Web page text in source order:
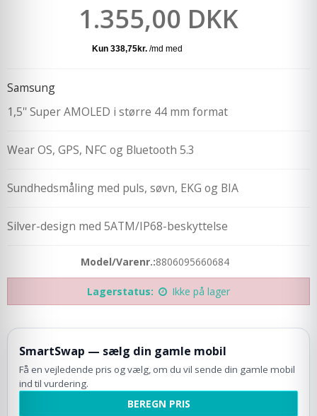
1.355,00 DKK
Samsung
1,5'' Super AMOLED i større 44 mm format
Wear OS, GPS, NFC og Bluetooth 5.3
Sundhedsmåling med puls, søvn, EKG og BIA
Silver-design med 5ATM/IP68-beskyttelse
Model/Varenr.:8806095660684
Lagerstatus: Ikke på lager
SmartSwap — sælg din gamle mobil
Få en vejledende pris og vælg, om du vil sende din gamle mobil
ind til vurdering.
BEREGN PRIS